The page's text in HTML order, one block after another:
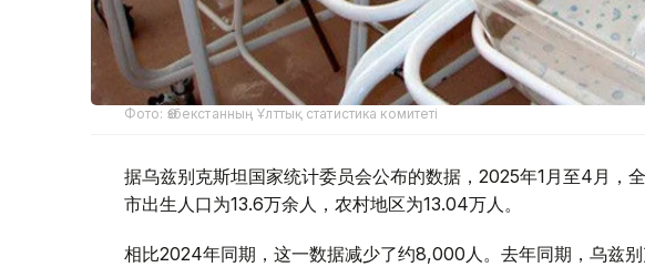
Фото: Өзбекстанның Ұлттық статистика комитеті
据乌兹别克斯坦国家统计委员会公布的数据，2025年1月至4月，
市出生人口为13.6万余人，农村地区为13.04万人。
相比2024年同期，这一数据减少了约8,000人。去年同期，乌兹别